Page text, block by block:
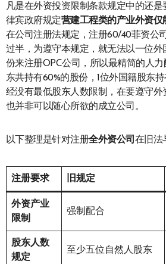
凡是在外资投资限制条款规定中的还
律宾政府规定营建工程类的产业外资仅
在公司注册法规定，注册60/40菲资公
过半，为遵守本规定，就无法以一位外
份来注册OPC公司，所以最精简的人
东共持有60%的股份，1位外国籍股东
经没有最低股东人数限制，在要遵守外
也并非可以随心所欲的成立公司。
以下整理是针对注册全外资公司 在旧法
注册要求 旧规定
外资产业
限制
强制配合
股东人数
规定
至少五位自然人股东